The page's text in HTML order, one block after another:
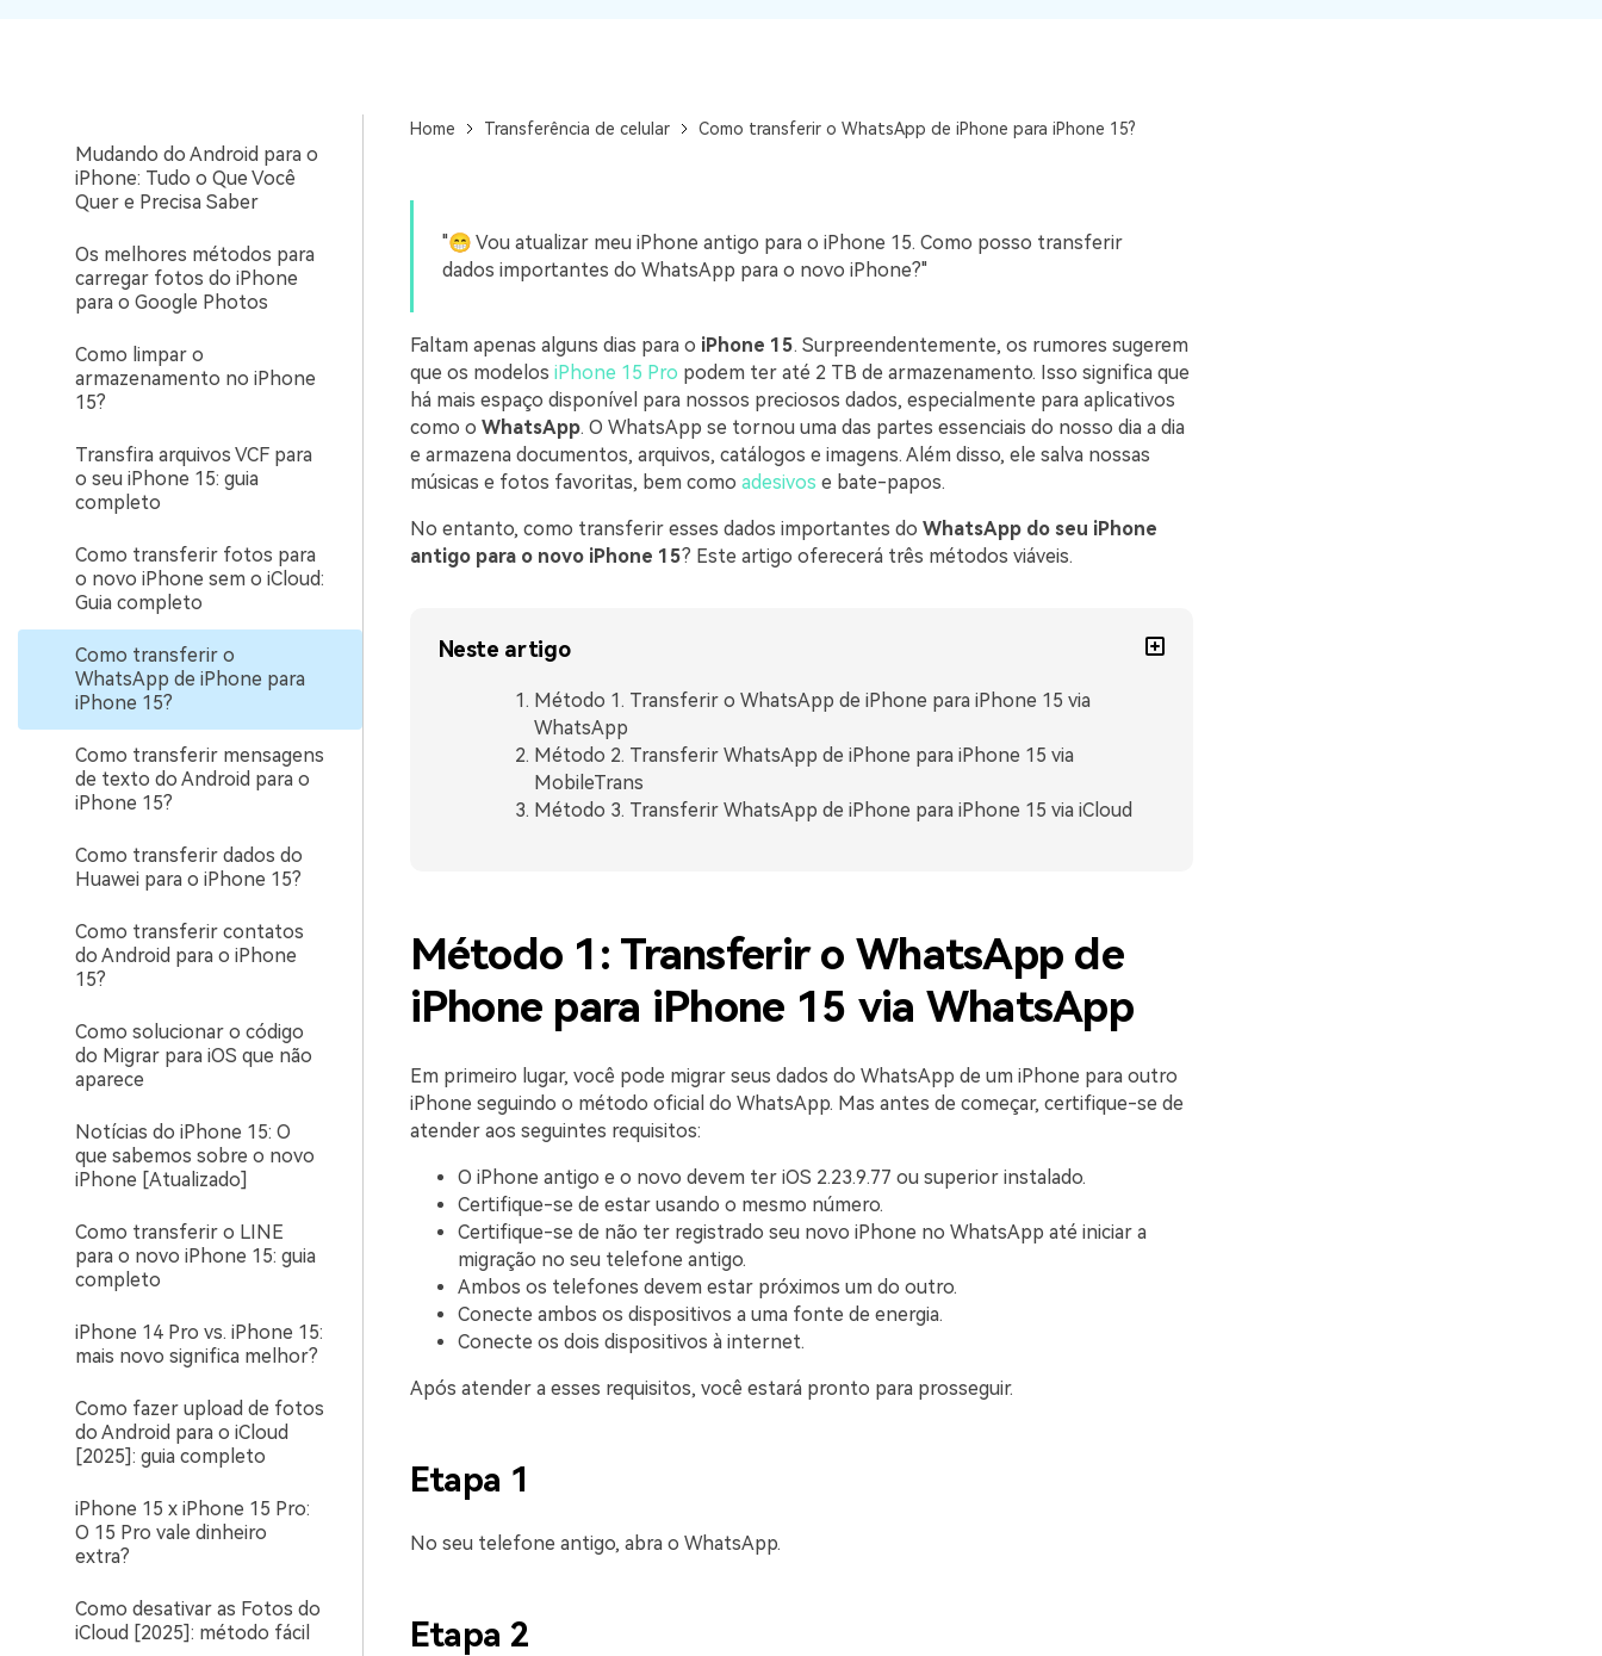
Mudando do Android para o
iPhone: Tudo o Que Você
Quer e Precisa Saber
Os melhores métodos para
carregar fotos do iPhone
para o Google Photos
Como limpar o
armazenamento no iPhone
15?
Transfira arquivos VCF para
o seu iPhone 15: guia
completo
Como transferir fotos para
o novo iPhone sem o iCloud:
Guia completo
Como transferir o
WhatsApp de iPhone para
iPhone 15?
Como transferir mensagens
de texto do Android para o
iPhone 15?
Como transferir dados do
Huawei para o iPhone 15?
Como transferir contatos
do Android para o iPhone
15?
Como solucionar o código
do Migrar para iOS que não
aparece
Notícias do iPhone 15: O
que sabemos sobre o novo
iPhone [Atualizado]
Como transferir o LINE
para o novo iPhone 15: guia
completo
iPhone 14 Pro vs. iPhone 15:
mais novo significa melhor?
Como fazer upload de fotos
do Android para o iCloud
[2025]: guia completo
iPhone 15 x iPhone 15 Pro:
O 15 Pro vale dinheiro
extra?
Como desativar as Fotos do
iCloud [2025]: método fácil
Home Transferência de celular Como transferir o WhatsApp de iPhone para iPhone 15?
"😁 Vou atualizar meu iPhone antigo para o iPhone 15. Como posso transferir
dados importantes do WhatsApp para o novo iPhone?"
Faltam apenas alguns dias para o iPhone 15. Surpreendentemente, os rumores sugerem
que os modelos iPhone 15 Pro podem ter até 2 TB de armazenamento. Isso significa que
há mais espaço disponível para nossos preciosos dados, especialmente para aplicativos
como o WhatsApp. O WhatsApp se tornou uma das partes essenciais do nosso dia a dia
e armazena documentos, arquivos, catálogos e imagens. Além disso, ele salva nossas
músicas e fotos favoritas, bem como adesivos e bate-papos.
No entanto, como transferir esses dados importantes do WhatsApp do seu iPhone
antigo para o novo iPhone 15? Este artigo oferecerá três métodos viáveis.
Neste artigo
Método 1. Transferir o WhatsApp de iPhone para iPhone 15 via
WhatsApp
Método 2. Transferir WhatsApp de iPhone para iPhone 15 via
MobileTrans
Método 3. Transferir WhatsApp de iPhone para iPhone 15 via iCloud
Método 1: Transferir o WhatsApp de
iPhone para iPhone 15 via WhatsApp
Em primeiro lugar, você pode migrar seus dados do WhatsApp de um iPhone para outro
iPhone seguindo o método oficial do WhatsApp. Mas antes de começar, certifique-se de
atender aos seguintes requisitos:
O iPhone antigo e o novo devem ter iOS 2.23.9.77 ou superior instalado.
Certifique-se de estar usando o mesmo número.
Certifique-se de não ter registrado seu novo iPhone no WhatsApp até iniciar a
migração no seu telefone antigo.
Ambos os telefones devem estar próximos um do outro.
Conecte ambos os dispositivos a uma fonte de energia.
Conecte os dois dispositivos à internet.
Após atender a esses requisitos, você estará pronto para prosseguir.
Etapa 1
No seu telefone antigo, abra o WhatsApp.
Etapa 2